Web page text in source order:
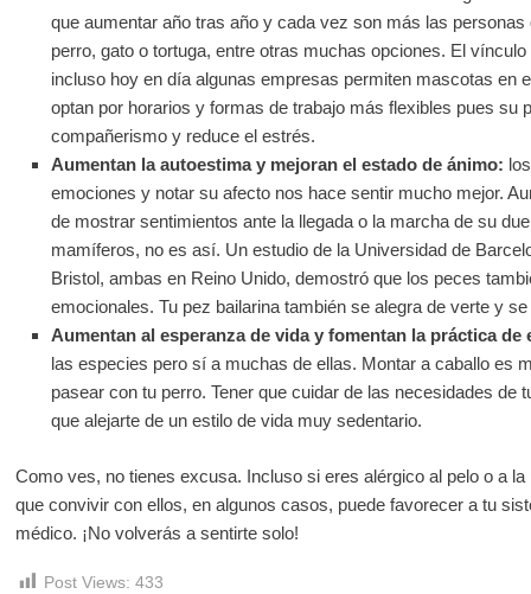
que aumentar año tras año y cada vez son más las
perro, gato o tortuga, entre otras muchas opciones. El
incluso hoy en día algunas empresas permiten mascotas en
optan por horarios y formas de trabajo más flexibles pues su
compañerismo y reduce el estrés.
Aumentan la autoestima y mejoran el estado de ánimo:
emociones y notar su afecto nos hace sentir mucho mejor.
de mostrar sentimientos ante la llegada o la marcha de su
mamíferos, no es así. Un estudio de la Universidad de
Bristol, ambas en Reino Unido, demostró que los peces
emocionales. Tu pez bailarina también se alegra de verte y
Aumentan al esperanza de vida y fomentan la práctica
las especies pero sí a muchas de ellas. Montar a caballo es
pasear con tu perro. Tener que cuidar de las necesidades de
que alejarte de un estilo de vida muy sedentario.
Como ves, no tienes excusa. Incluso si eres alérgico al pelo o a
que convivir con ellos, en algunos casos, puede favorecer a tu
médico. ¡No volverás a sentirte solo!
Post Views: 433